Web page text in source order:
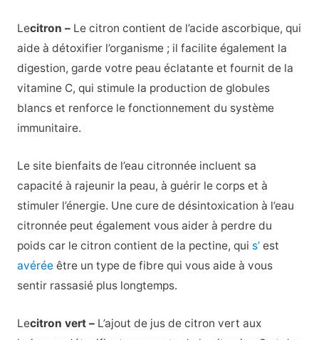
Lecitron –Le citron contient de l’acide ascorbique, qui
aide à détoxifier l’organisme ; il facilite également la
digestion, garde votre peau éclatante et fournit de la
vitamine C, qui stimule la production de globules
blancs et renforce le fonctionnement du système
immunitaire.
Le site bienfaits de l’eau citronnéeincluent sa
capacité à rajeunir la peau, à guérir le corps et à
stimuler l’énergie. Une cure de désintoxication à l’eau
citronnée peut également vous aider à perdre du
poids car le citron contient de la pectine, qui s’est
avéréeêtre un type de fibre qui vous aide à vous
sentir rassasié plus longtemps.
Lecitron vert –L’ajout de jus de citron vert aux